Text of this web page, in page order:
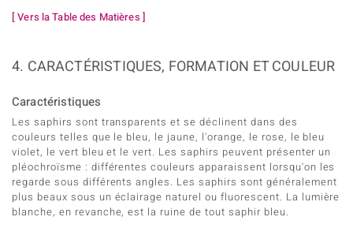
[ Vers la Table des Matières ]
4. CARACTÉRISTIQUES, FORMATION ET COULEUR
Caractéristiques
Les saphirs sont transparents et se déclinent dans des
couleurs telles que le bleu, le jaune, l'orange, le rose, le bleu
violet, le vert bleu et le vert. Les saphirs peuvent présenter un
pléochroïsme : différentes couleurs apparaissent lorsqu'on les
regarde sous différents angles. Les saphirs sont généralement
plus beaux sous un éclairage naturel ou fluorescent. La lumière
blanche, en revanche, est la ruine de tout saphir bleu.